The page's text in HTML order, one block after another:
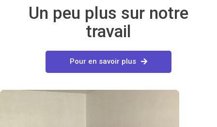
Un peu plus sur notre
travail
Pour en savoir plus